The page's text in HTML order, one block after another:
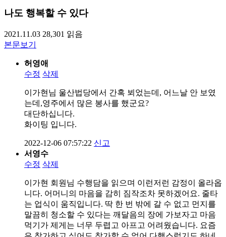
나도 행복할 수 있다
2021.11.03 28,301 읽음
본문보기
허영애
수정 삭제
이가현님 울산법당에서 간혹 뵈었는데, 어느날 안 보였
는데,영주에서 많은 봉사를 했군요?
대단하십니다.
화이팅 입니다.
2022-12-06 07:57:22 신고
서영수
수정 삭제
이가현 회원님 수행담을 읽으며 이런저런 감정이 올라옵
니다. 어머니의 마음을 감히 짐작조차 못하겠어요. 줄타
는 업식이 움직입니다. 딱 한 번 밖에 갈 수 없고 먼지를
말끔히 청소할 수 있다는 깨달음의 장에 가보자고 마음
먹기가 제게는 너무 두렵고 아프고 어려웠습니다. 요즘